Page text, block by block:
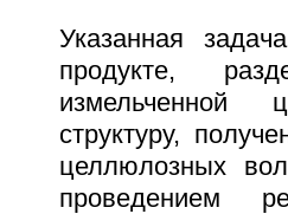
Указанная
продукте,
измельченной
структуру,
целлюлозных
проведением